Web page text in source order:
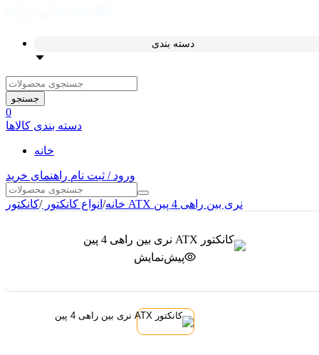
دسته بندی
جستجو
0
دسته بندی کالاها
خانه
ورود / ثبت نام راهنمای خرید
خانه/ انواع کانکتور/ کانکتور ATX نری بین راهی 4 پین
پیش‌نمایش